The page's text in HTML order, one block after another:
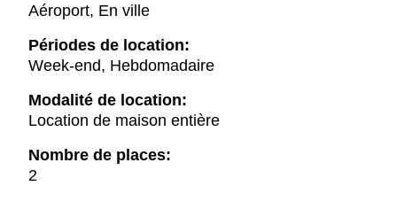
Aéroport, En ville
Périodes de location:
Week-end, Hebdomadaire
Modalité de location:
Location de maison entière
Nombre de places:
2